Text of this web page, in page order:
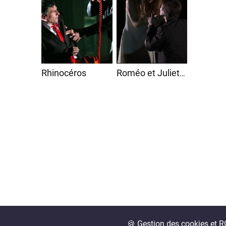
Rhinocéros Roméo et Juliette
🍪 Gestion des cookies et